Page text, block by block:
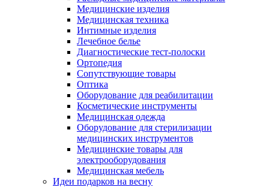
Медицинские изделия
Медицинская техника
Интимные изделия
Лечебное белье
Диагностические тест-полоски
Ортопедия
Сопутствующие товары
Оптика
Оборудование для реабилитации
Косметические инструменты
Медицинская одежда
Оборудование для стерилизации
медицинских инструментов
Медицинские товары для
электрооборудования
Медицинская мебель
Идеи подарков на весну